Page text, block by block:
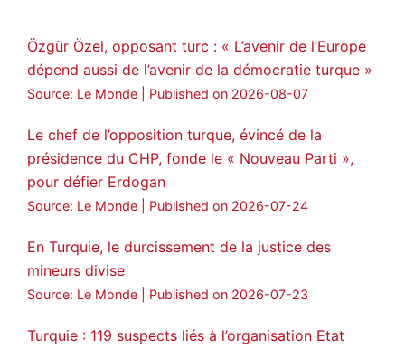
Amitiés kurdes de Bretagne a retweeté
MedyaNews @medyanews_ · 24 Jan 2025
statement on Abdullah Öcalan meeting
#AbdullahÖcalan
#ImralıIsland
🔗https://medyanews.rs/h4lwBwQ
Özgür Özel, opposant turc : « L’avenir de l’Europe
dépend aussi de l’avenir de la démocratie turque »
Source: Le Monde Published on 2026-08-07
Le chef de l’opposition turque, évincé de la
présidence du CHP, fonde le « Nouveau Parti »,
pour défier Erdogan
Source: Le Monde Published on 2026-07-24
En Turquie, le durcissement de la justice des
mineurs divise
Source: Le Monde Published on 2026-07-23
Turquie : 119 suspects liés à l’organisation Etat